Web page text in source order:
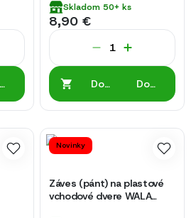
Skladom 50+ ks
8,90 €
Do
Do
Novinky
Záves (pánt) na plastové
vchodové dvere WALA